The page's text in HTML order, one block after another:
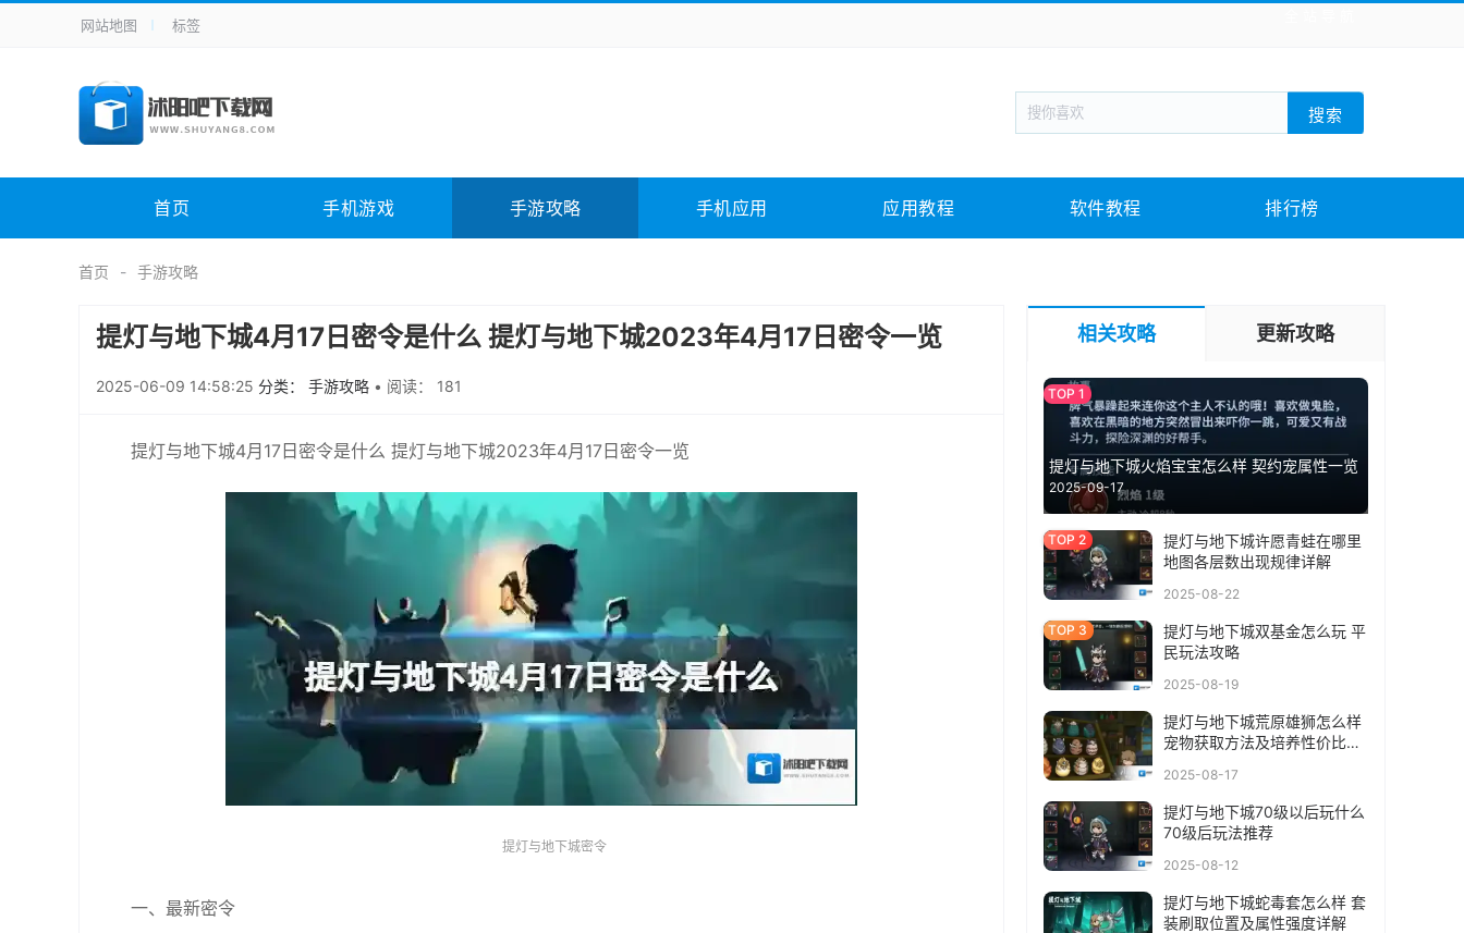
手机应用 新闻阅读 旅游出行 生活实用
手机游戏 H5游戏 回合网游 战棋游戏 枪战射击
电脑软件 其它类别 图形软件 安全相关 应用软件 影音软件 插件下载 教育教学 游戏娱乐 系统软件 素材下载
未分类 综合其它
网站地图 标签
搜索
首页 手机游戏 手游攻略 手机应用 应用教程 软件教程 排行榜
首页 手游攻略
提灯与地下城4月17日密令是什么 提灯与地下城2023年4月17日密令一览
2025-06-09 14:58:25 分类： 手游攻略 • 阅读： 181
提灯与地下城4月17日密令是什么 提灯与地下城2023年4月17日密令一览
提灯与地下城密令
一、最新密令
相关攻略 更新攻略
提灯与地下城火焰宝宝怎么样 契约宠属性一览
2025-09-17
提灯与地下城许愿青蛙在哪里
地图各层数出现规律详解
2025-08-22
提灯与地下城双基金怎么玩 平
民玩法攻略
2025-08-19
提灯与地下城荒原雄狮怎么样
宠物获取方法及培养性价比详
2025-08-17
提灯与地下城70级以后玩什么
70级后玩法推荐
2025-08-12
提灯与地下城蛇毒套怎么样 套
装刷取位置及属性强度详解